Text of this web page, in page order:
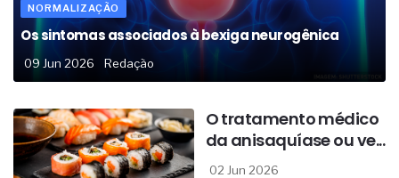
NORMALIZAÇÃO
Os sintomas associados à bexiga neurogênica
09 Jun 2026 Redação
O tratamento médico
da anisaquíase ou ve...
02 Jun 2026